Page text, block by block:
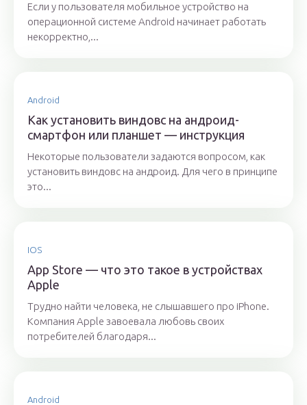
Если у пользователя мобильное устройство на
операционной системе Android начинает работать
некорректно,...
Android
Как установить виндовс на андроид-
смартфон или планшет — инструкция
Некоторые пользователи задаются вопросом, как
установить виндовс на андроид. Для чего в принципе
это...
IOS
App Store — что это такое в устройствах
Apple
Трудно найти человека, не слышавшего про iPhone.
Компания Apple завоевала любовь своих
потребителей благодаря...
Android